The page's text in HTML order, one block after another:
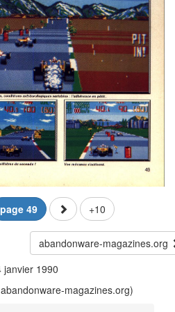
page 49 +10
abandonware-magazines.org
janvier 1990
magazines.org)